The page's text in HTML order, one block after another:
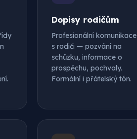
Dopisy rodičům
Profesionální komunikace
s rodiči — pozvání na
schůzku, informace o
prospěchu, pochvaly.
Formální i přátelský tón.